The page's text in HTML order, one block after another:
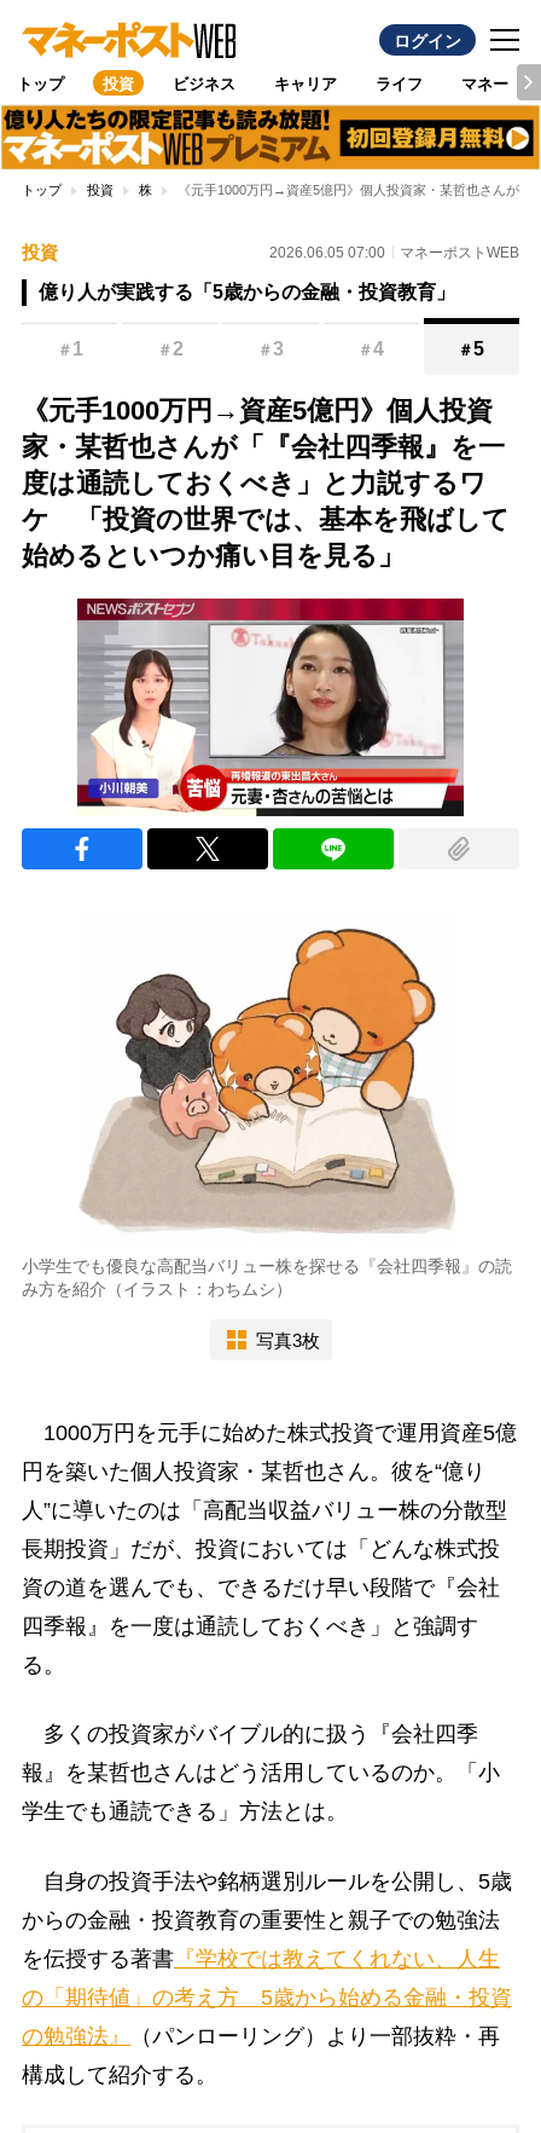
ログイン
トップ 投資 ビジネス キャリア ライフ マネー
トップ 投資 株 《元手1000万円→資産5億円》個人投資家・某哲也さんが
投資 2026.06.05 07:00 マネーポストWEB
億り人が実践する「5歳からの金融・投資教育」
＃ 1 ＃2 ＃3 ＃4 ＃5
《元手1000万円→資産5億円》個人投資
家・某哲也さんが「『会社四季報』を一
度は通読しておくべき」と力説するワ
ケ 「投資の世界では、基本を飛ばして
始めるといつか痛い目を見る」
小学生でも優良な高配当バリュー株を探せる『会社四季報』の読
み方を紹介（イラスト：わちムシ）
写真3枚
1000万円を元手に始めた株式投資で運用資産5億
円を築いた個人投資家・某哲也さん。彼を“億り
人”に導いたのは「高配当収益バリュー株の分散型
長期投資」だが、投資においては「どんな株式投
資の道を選んでも、できるだけ早い段階で『会社
四季報』を一度は通読しておくべき」と強調す
る。
多くの投資家がバイブル的に扱う『会社四季
報』を某哲也さんはどう活用しているのか。「小
学生でも通読できる」方法とは。
自身の投資手法や銘柄選別ルールを公開し、5歳
からの金融・投資教育の重要性と親子での勉強法
を伝授する著書『学校では教えてくれない、人生
の「期待値」の考え方 5歳から始める金融・投資
の勉強法』
（パンローリング）より一部抜粋・再
構成して紹介する。